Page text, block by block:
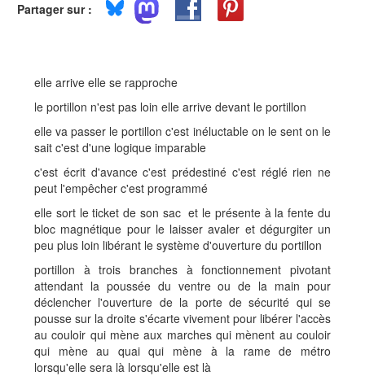
Partager sur :
elle arrive elle se rapproche
le portillon n'est pas loin elle arrive devant le portillon
elle va passer le portillon c'est inéluctable on le sent on le
sait c'est d'une logique imparable
c'est écrit d'avance c'est prédestiné c'est réglé rien ne
peut l'empêcher c'est programmé
elle sort le ticket de son sac et le présente à la fente du
bloc magnétique pour le laisser avaler et dégurgiter un
peu plus loin libérant le système d'ouverture du portillon
portillon à trois branches à fonctionnement pivotant
attendant la poussée du ventre ou de la main pour
déclencher l'ouverture de la porte de sécurité qui se
pousse sur la droite s'écarte vivement pour libérer l'accès
au couloir qui mène aux marches qui mènent au couloir
qui mène au quai qui mène à la rame de métro
lorsqu'elle sera là lorsqu'elle est là